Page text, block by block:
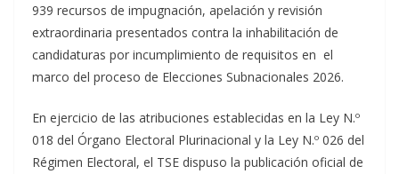
939 recursos de impugnación, apelación y revisión
extraordinaria presentados contra la inhabilitación de
candidaturas por incumplimiento de requisitos en el
marco del proceso de Elecciones Subnacionales 2026.
En ejercicio de las atribuciones establecidas en la Ley N.º
018 del Órgano Electoral Plurinacional y la Ley N.º 026 del
Régimen Electoral, el TSE dispuso la publicación oficial de